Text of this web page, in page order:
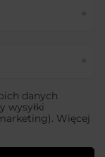
danych
wysyłki
Więcej